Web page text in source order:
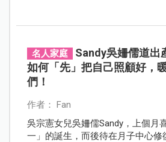
名人家庭
Sandy吳姍儒道出
如何「先」把自己照顧好，
們！
作者： Fan
吳宗憲女兒吳姍儒Sandy，上個月
一」的誕生，而後待在月子中心修